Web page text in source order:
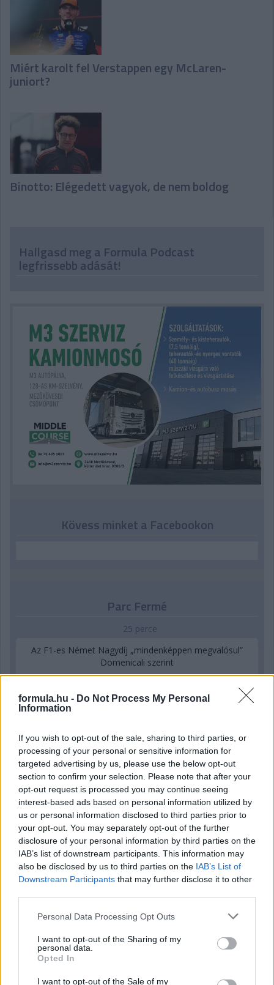
formula.hu - Do Not Process My Personal
Information
If you wish to opt-out of the sale, sharing to third parties, or
processing of your personal or sensitive information for
targeted advertising by us, please use the below opt-out
section to confirm your selection. Please note that after your
opt-out request is processed you may continue seeing
interest-based ads based on personal information utilized by
us or personal information disclosed to third parties prior to
your opt-out. You may separately opt-out of the further
disclosure of your personal information by third parties on the
IAB’s list of downstream participants. This information may
also be disclosed by us to third parties on the IAB’s List of
Downstream Participants that may further disclose it to other
Please note that this website/app uses one or more Google
not limited to your visit or usage behaviour. You may click to
grant or deny consent to Google and its third-party tags to
use your data for below specified purposes in below Google
consent section.
Personal Data Processing Opt Outs
I want to opt-out of the Sharing of my
personal data.
Opted In
I want to opt-out of the Sale of my
Miért karolt fel Verstappen egy McLaren-
juniort?
Binotto: Elégedett vagyok, de nem boldog
Hallgasd meg a Formula Podcast
legfrissebb adását!
Kövess minket a Facebookon
Parc Fermé
25 perce
Az F1-es Német Nagydíj „mindenképpen megvalósul”
Domenicali szerint
4 órája
„Jó látni, hogy közel az álom” – Camara az F1-es
pletykákról